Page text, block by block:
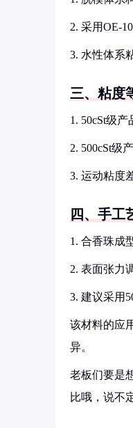
2. 采用OE-
3. 水性体系
三、粘度
1. 50cSt级
2. 500cSt级
3. 运动粘度
四、手工
1. 合香珠成
2. 表面张力
3. 建议采用
该材料的应
异。
老板们要是
比哦，说不